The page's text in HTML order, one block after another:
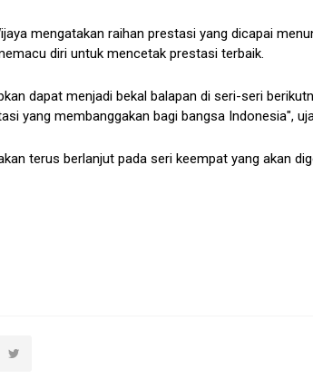
mengatakan raihan prestasi yang dicapai
diri untuk mencetak prestasi terbaik.
dapat menjadi bekal balapan di seri-seri
yang membanggakan bagi bangsa Indonesia",
terus berlanjut pada seri keempat yang akan